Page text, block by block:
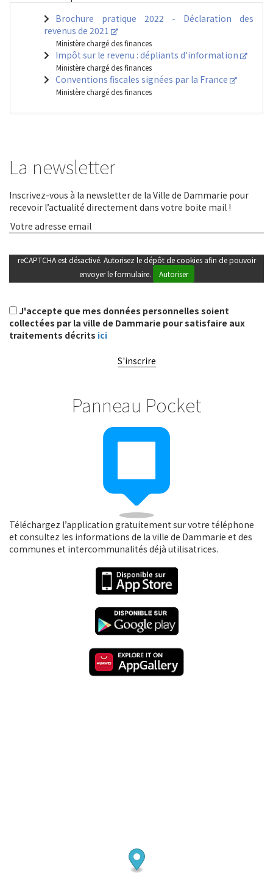
Brochure pratique 2022 - Déclaration des
revenus de 2021
Ministère chargé des finances
Impôt sur le revenu : dépliants d'information
Ministère chargé des finances
Conventions fiscales signées par la France
Ministère chargé des finances
La newsletter
Inscrivez-vous à la newsletter de la Ville de Dammarie pour
recevoir l’actualité directement dans votre boite mail !
reCAPTCHA est désactivé. Autorisez le dépôt de cookies afin de pouvoir
envoyer le formulaire.
Autoriser
J'accepte que mes données personnelles soient
collectées par la ville de Dammarie pour satisfaire aux
traitements décrits ici
S'inscrire
Panneau Pocket
Téléchargez l’application gratuitement sur votre téléphone
et consultez les informations de la ville de Dammarie et des
communes et intercommunalités déjà utilisatrices.